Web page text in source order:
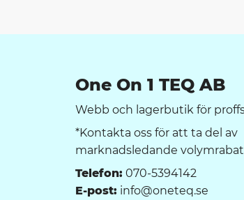
One On 1 TEQ AB
Webb och lagerbutik för
*Kontakta oss för att ta del av
marknadsledande
Telefon: 070-5394142
E-post: info@oneteq.se